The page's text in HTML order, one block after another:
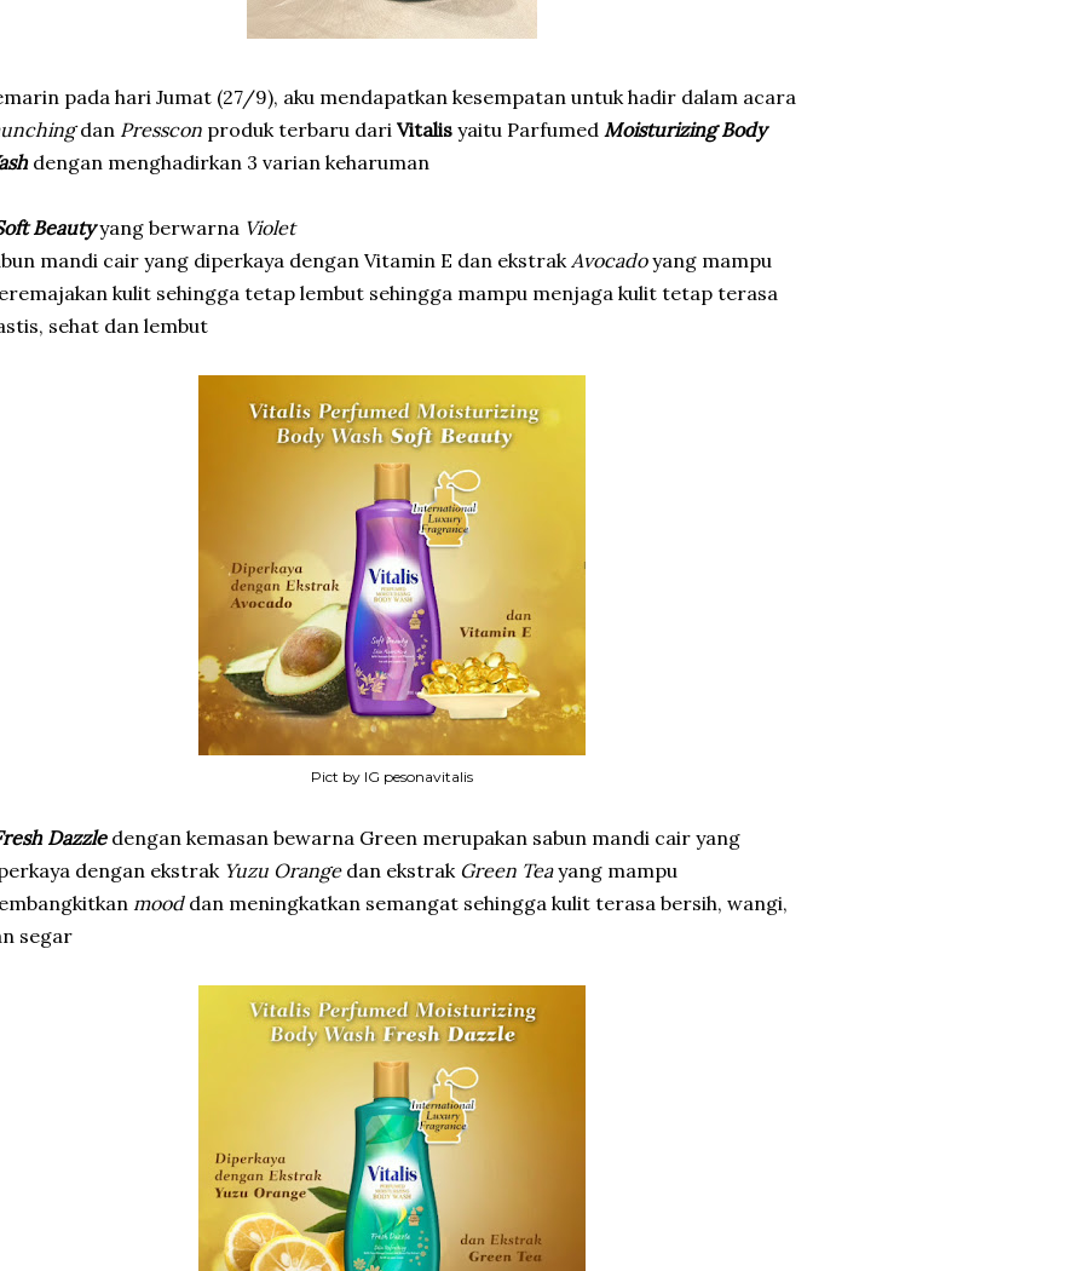
pada hari Jumat (27/9), aku mendapatkan kesempatan untuk hadir dalam acara
dan Presscon produk terbaru dari Vitalis yaitu Parfumed Moisturizing Body
dengan menghadirkan 3 varian keharuman
Beautyyang berwarna Violet
mandi cair yang diperkaya dengan Vitamin E dan ekstrak Avocadoyang mampu
kulit sehingga tetap lembut sehingga mampu menjaga kulit tetap terasa
sehat dan lembut
Pict by IG pesonavitalis
Dazzledengan kemasan bewarna Green merupakan sabun mandi cair yang
dengan ekstrak Yuzu Orangedan ekstrak Green Teayang mampu
mooddan meningkatkan semangat sehingga kulit terasa bersih, wangi,
segar